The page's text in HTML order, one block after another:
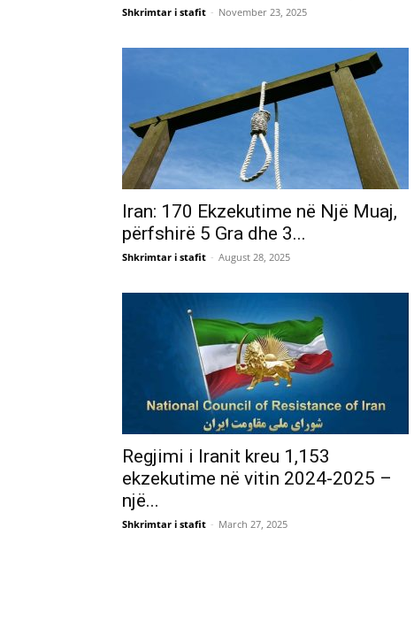
Shkrimtar i stafit - November 23, 2025
Iran: 170 Ekzekutime në Një Muaj,
përfshirë 5 Gra dhe 3...
Shkrimtar i stafit - August 28, 2025
Regjimi i Iranit kreu 1,153
ekzekutime në vitin 2024-2025 –
një...
Shkrimtar i stafit - March 27, 2025